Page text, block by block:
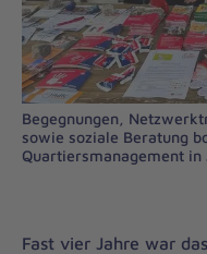
Begegnungen,
sowie soziale Beratung
Quartiersmanagement in
Fast vier Jahre war